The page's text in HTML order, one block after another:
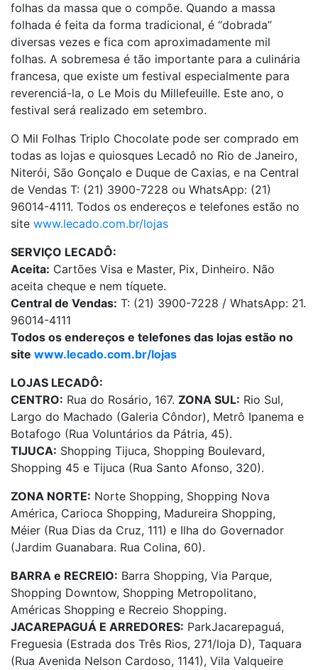
folhas da massa que o compõe. Quando a massa
folhada é feita da forma tradicional, é “dobrada”
diversas vezes e fica com aproximadamente mil
folhas. A sobremesa é tão importante para a culinária
francesa, que existe um festival especialmente para
reverenciá-la, o Le Mois du Millefeuille. Este ano, o
festival será realizado em setembro.
O Mil Folhas Triplo Chocolate pode ser comprado em
todas as lojas e quiosques Lecadô no Rio de Janeiro,
Niterói, São Gonçalo e Duque de Caxias, e na Central
de Vendas T: (21) 3900-7228 ou WhatsApp: (21)
96014-4111. Todos os endereços e telefones estão no
site www.lecado.com.br/lojas
SERVIÇO LECADÔ:
Aceita: Cartões Visa e Master, Pix, Dinheiro. Não
aceita cheque e nem tíquete.
Central de Vendas: T: (21) 3900-7228 / WhatsApp: 21.
96014-4111
Todos os endereços e telefones das lojas estão no
site www.lecado.com.br/lojas
LOJAS LECADÔ:
CENTRO: Rua do Rosário, 167. ZONA SUL: Rio Sul,
Largo do Machado (Galeria Côndor), Metrô Ipanema e
Botafogo (Rua Voluntários da Pátria, 45).
TIJUCA: Shopping Tijuca, Shopping Boulevard,
Shopping 45 e Tijuca (Rua Santo Afonso, 320).
ZONA NORTE: Norte Shopping, Shopping Nova
América, Carioca Shopping, Madureira Shopping,
Méier (Rua Dias da Cruz, 111) e Ilha do Governador
(Jardim Guanabara. Rua Colina, 60).
BARRA e RECREIO: Barra Shopping, Via Parque,
Shopping Downtow, Shopping Metropolitano,
Américas Shopping e Recreio Shopping.
JACAREPAGUÁ E ARREDORES: ParkJacarepaguá,
Freguesia (Estrada dos Três Rios, 271/loja D), Taquara
(Rua Avenida Nelson Cardoso, 1141), Vila Valqueire